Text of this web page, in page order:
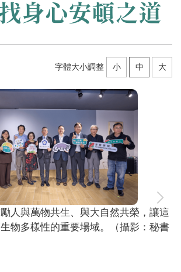
身心安頓之道
字體大小調整 小 中 大
人與萬物共生、與大自然共榮，讓這
物多樣性的重要場域。（攝影：秘書